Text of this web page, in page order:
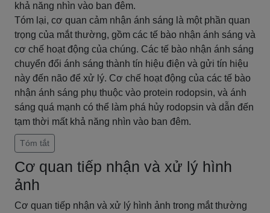
khả năng nhìn vào ban đêm.
Tóm lại, cơ quan cảm nhận ánh sáng là một phần quan
trọng của mắt thường, gồm các tế bào nhận ánh sáng và
cơ chế hoạt động của chúng. Các tế bào nhận ánh sáng
chuyển đổi ánh sáng thành tín hiệu điện và gửi tín hiệu
này đến não để xử lý. Cơ chế hoạt động của các tế bào
nhận ánh sáng phụ thuộc vào protein rodopsin, và ánh
sáng quá mạnh có thể làm phá hủy rodopsin và dẫn đến
tạm thời mất khả năng nhìn vào ban đêm.
Tóm tắt
Cơ quan tiếp nhận và xử lý hình
ảnh
Cơ quan tiếp nhận và xử lý hình ảnh trong mắt thường